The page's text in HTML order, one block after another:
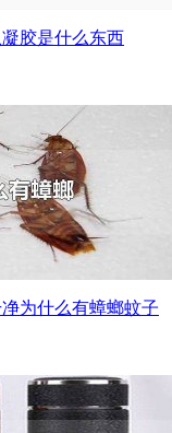
胶是什么东西
为什么有蟑螂蚊子